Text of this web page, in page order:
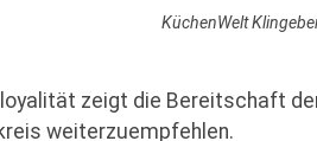
KüchenWelt
zeigt die Bereitschaft
weiterzuempfehlen.